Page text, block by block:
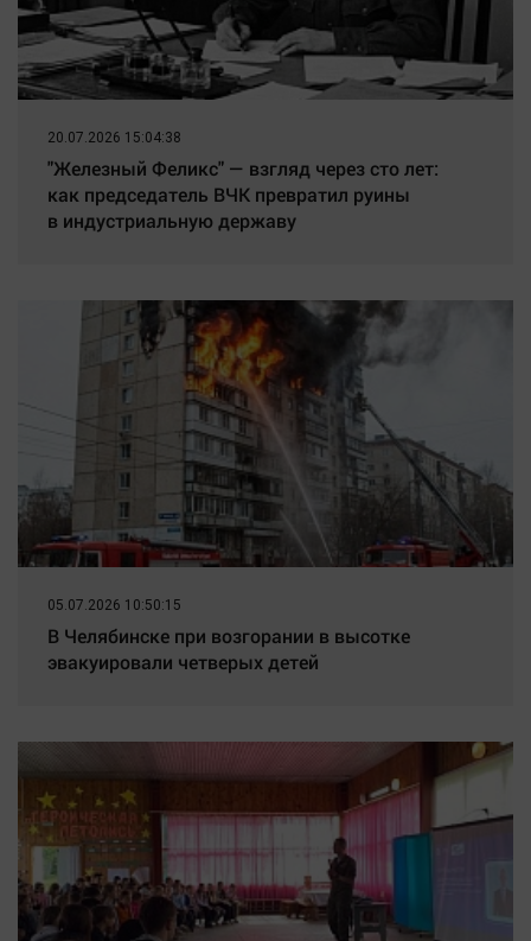
20.07.2026 15:04:38
"Железный Феликс" — взгляд через сто лет:
как председатель ВЧК превратил руины
в индустриальную державу
05.07.2026 10:50:15
В Челябинске при возгорании в высотке
эвакуировали четверых детей